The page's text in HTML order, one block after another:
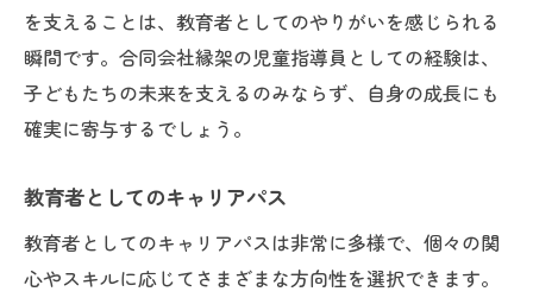
を支えることは、教育者としてのやりがいを感じられる
瞬間です。合同会社縁架の児童指導員としての経験は、
子どもたちの未来を支えるのみならず、自身の成長にも
確実に寄与するでしょう。
教育者としてのキャリアパス
教育者としてのキャリアパスは非常に多様で、個々の関
心やスキルに応じてさまざまな方向性を選択できます。